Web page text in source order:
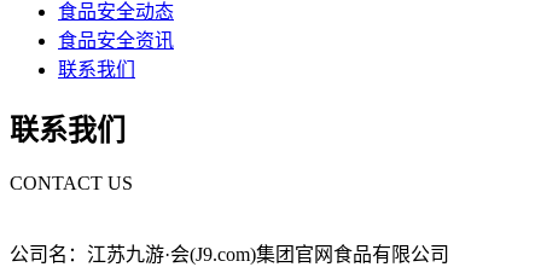
食品安全动态
食品安全资讯
联系我们
联系我们
CONTACT US
公司名：江苏九游·会(J9.com)集团官网食品有限公司